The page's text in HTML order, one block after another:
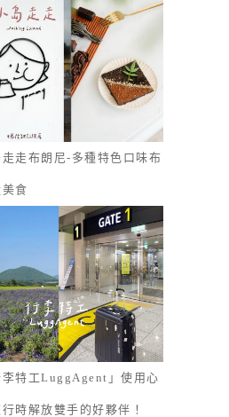
走布朗尼-多種特色口味布
食
特工LuggAgent」使用心
時解放雙手的好夥伴！